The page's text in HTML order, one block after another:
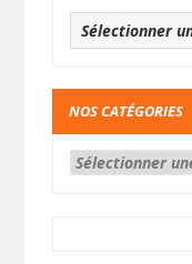
NOS CATÉGORIES